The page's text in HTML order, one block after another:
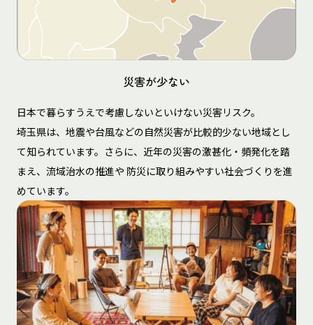
災害が少ない
日本で暮らすうえで考慮しないといけない災害リスク。
埼玉県は、地震や台風などの自然災害が比較的少ない地域とし
て知られています。さらに、近年の災害の激甚化・頻発化を踏
まえ、流域治水の推進や 防災に取り組みやすい社会づくりを進
めています。